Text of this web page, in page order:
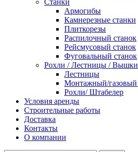
Станки
Армогибы
Камнерезные станки
Плиткорезы
Распилочный станок
Рейсмусовый станок
Фуговальный станок
Рохли / Лестницы /
Лестницы
Монтажный/газовый
Рохли/ Штабелер
Условия аренды
Строительные работы
Доставка
Контакты
О компании